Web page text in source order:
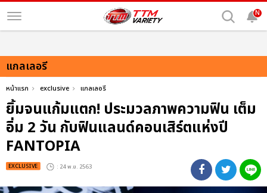
N
แกลเลอรี
หน้าแรก exclusive แกลเลอรี
ยิ้มจนแก้มแตก! ประมวลภาพความฟิน เต็ม
อิ่ม 2 วัน กับฟินแลนด์คอนเสิร์ตแห่งปี
FANTOPIA
EXCLUSIVE : 24 พ.ย. 2563